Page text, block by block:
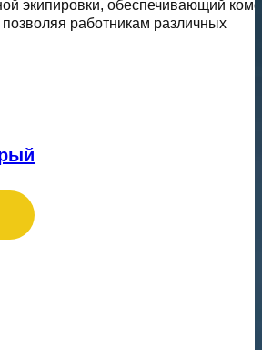
экипировки, обеспечивающий
работникам различных